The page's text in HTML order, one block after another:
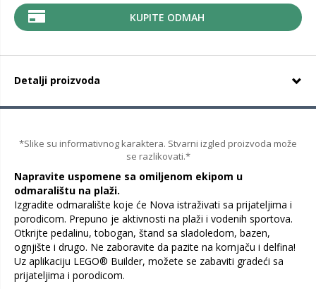
KUPITE ODMAH
Detalji proizvoda
*Slike su informativnog karaktera. Stvarni izgled proizvoda može
se razlikovati.*
Napravite uspomene sa omiljenom ekipom u
odmaralištu na plaži.
Izgradite odmaralište koje će Nova istraživati sa prijateljima i
porodicom. Prepuno je aktivnosti na plaži i vodenih sportova.
Otkrijte pedalinu, tobogan, štand sa sladoledom, bazen,
ognjište i drugo. Ne zaboravite da pazite na kornjaču i delfina!
Uz aplikaciju LEGO® Builder, možete se zabaviti gradeći sa
prijateljima i porodicom.